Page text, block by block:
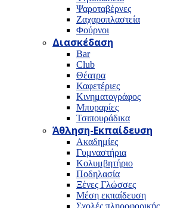
Ψαροταβέρνες
Ζαχαροπλαστεία
Φούρνοι
Διασκέδαση
Bar
Club
Θέατρα
Καφετέριες
Κινηματογράφος
Μπυραρίες
Τσιπουράδικα
Άθληση-Εκπαίδευση
Ακαδημίες
Γυμναστήρια
Κολυμβητήριο
Ποδηλασία
Ξένες Γλώσσες
Μέση εκπαίδευση